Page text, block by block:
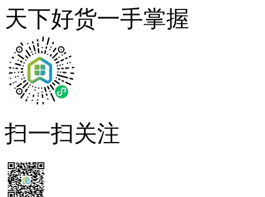
天下好货一手掌握
扫一扫关注